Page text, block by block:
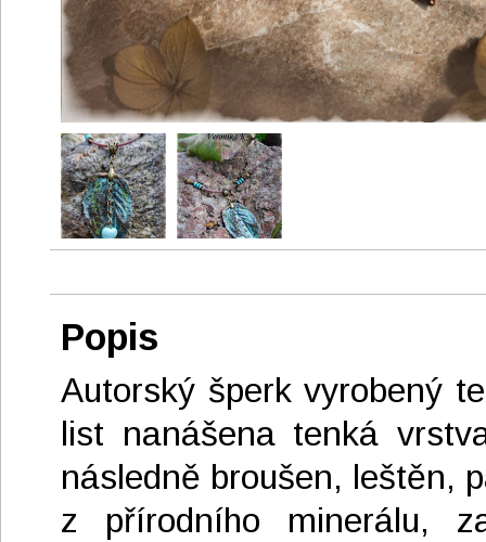
Popis
Autorský šperk vyrobený
list nanášena tenká
následně broušen, leštěn,
z přírodního minerálu,